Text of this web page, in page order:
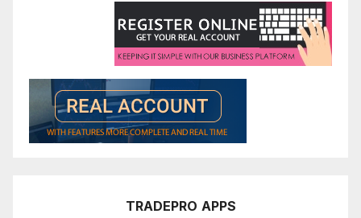
TRADEPRO APPS